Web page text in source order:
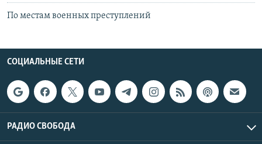
По местам военных преступлений
СОЦИАЛЬНЫЕ СЕТИ
РАДИО СВОБОДА